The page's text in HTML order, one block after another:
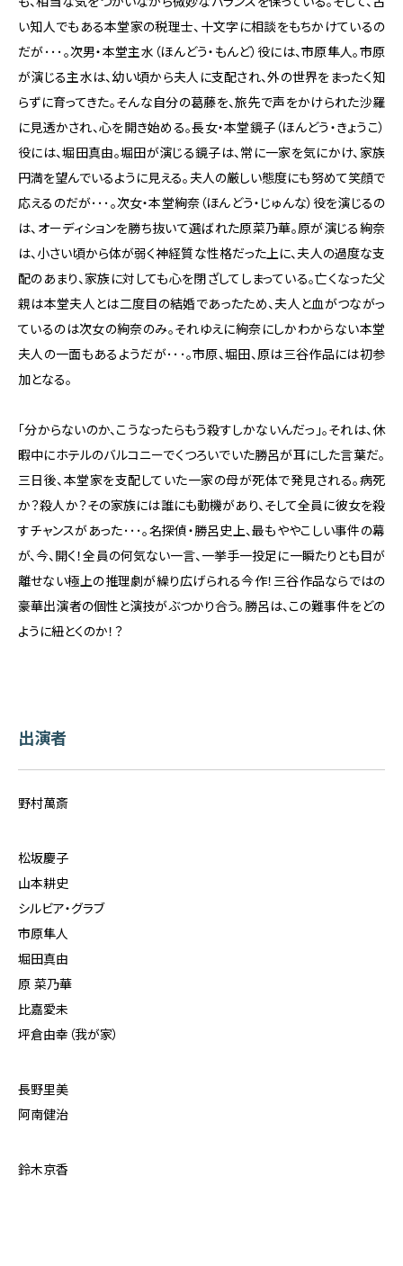
い知人でもある本堂家の税理士、十文字に相談をもちかけているの
だが･･･。次男・本堂主水（ほんどう・もんど）役には、市原隼人。市原
が演じる主水は、幼い頃から夫人に支配され、外の世界をまったく知
らずに育ってきた。そんな自分の葛藤を、旅先で声をかけられた沙羅
に見透かされ、心を開き始める。長女・本堂鏡子（ほんどう・きょうこ）
役には、堀田真由。堀田が演じる鏡子は、常に一家を気にかけ、家族
円満を望んでいるように見える。夫人の厳しい態度にも努めて笑顔で
応えるのだが･･･。次女・本堂絢奈（ほんどう・じゅんな）役を演じるの
は、オーディションを勝ち抜いて選ばれた原菜乃華。原が演じる絢奈
は、小さい頃から体が弱く神経質な性格だった上に、夫人の過度な支
配のあまり、家族に対しても心を閉ざしてしまっている。亡くなった父
親は本堂夫人とは二度目の結婚であったため、夫人と血がつながっ
ているのは次女の絢奈のみ。それゆえに絢奈にしかわからない本堂
夫人の一面もあるようだが･･･。市原、堀田、原は三谷作品には初参
加となる。
「分からないのか、こうなったらもう殺すしかないんだっ」。それは、休
暇中にホテルのバルコニーでくつろいでいた勝呂が耳にした言葉だ。
三日後、本堂家を支配していた一家の母が死体で発見される。病死
か？殺人か？その家族には誰にも動機があり、そして全員に彼女を殺
すチャンスがあった･･･。名探偵・勝呂史上、最もややこしい事件の幕
が、今、開く！全員の何気ない一言、一挙手一投足に一瞬たりとも目が
離せない極上の推理劇が繰り広げられる今作！三谷作品ならではの
豪華出演者の個性と演技がぶつかり合う。勝呂は、この難事件をどの
ように紐とくのか！？
出演者
野村萬斎
松坂慶子
山本耕史
シルビア・グラブ
市原隼人
堀田真由
原 菜乃華
比嘉愛未
坪倉由幸（我が家）
長野里美
阿南健治
鈴木京香